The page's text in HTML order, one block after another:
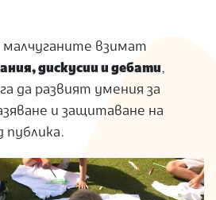
малчуганите взимат
дискусии и дебати,
да развият умения за
и защитаване на
публика.